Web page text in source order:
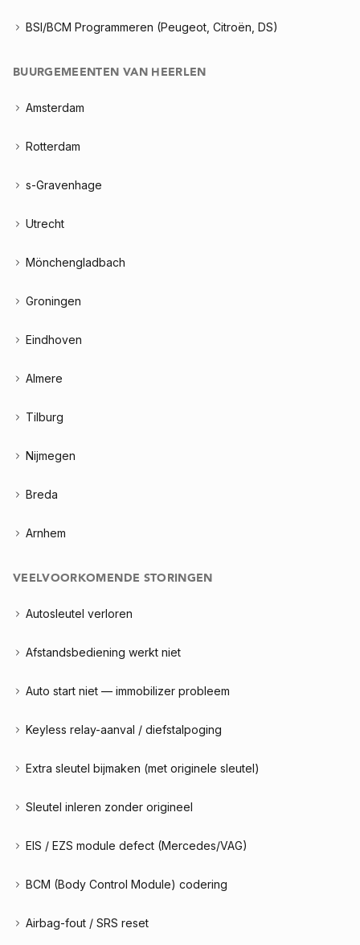
BSI/BCM Programmeren (Peugeot, Citroën, DS)
BUURGEMEENTEN VAN HEERLEN
Amsterdam
Rotterdam
s-Gravenhage
Utrecht
Mönchengladbach
Groningen
Eindhoven
Almere
Tilburg
Nijmegen
Breda
Arnhem
VEELVOORKOMENDE STORINGEN
Autosleutel verloren
Afstandsbediening werkt niet
Auto start niet — immobilizer probleem
Keyless relay-aanval / diefstalpoging
Extra sleutel bijmaken (met originele sleutel)
Sleutel inleren zonder origineel
EIS / EZS module defect (Mercedes/VAG)
BCM (Body Control Module) codering
Airbag-fout / SRS reset